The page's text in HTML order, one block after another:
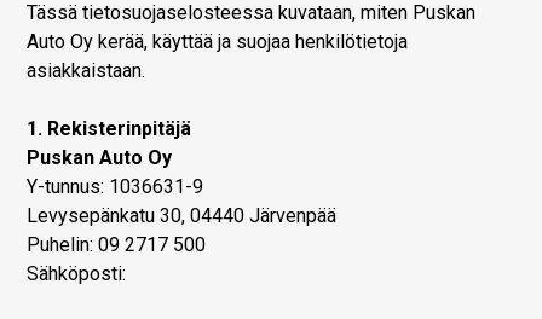
Tässä tietosuojaselosteessa kuvataan, miten Puskan
Auto Oy kerää, käyttää ja suojaa henkilötietoja
asiakkaistaan.
1. Rekisterinpitäjä
Puskan Auto Oy
Y-tunnus: 1036631-9
Levysepänkatu 30, 04440 Järvenpää
Puhelin: 09 2717 500
Sähköposti: